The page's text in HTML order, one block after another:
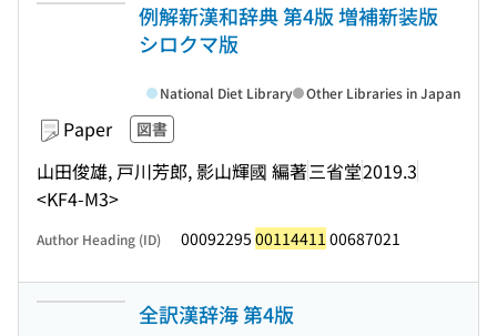
例解新漢和辞典 第4版 増補新装版
シロクマ版
Paper 図書
山田俊雄, 戸川芳郎, 影山輝國 編著三省堂2019.3
<KF4-M3>
National Diet Library Other Libraries in Japan
Author Heading (ID) 00092295 00114411 00687021
全訳漢辞海 第4版